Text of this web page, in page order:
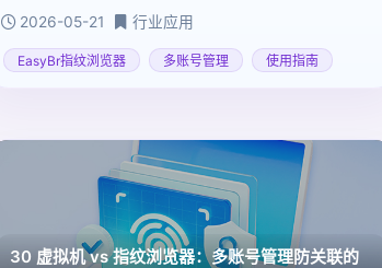
域。它通过集成代理服务器和VPN功能，实现IP地址隐
藏，并通过加密技术保障用户的网络安全和隐私。
2026-05-21 行业应用
EasyBr指纹浏览器 多账号管理 使用指南
30 虚拟机 vs 指纹浏览器：多账号管理防关联的